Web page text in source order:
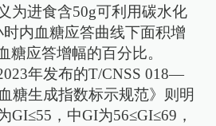
为进食含50g可利用碳水化
内血糖应答曲线下面积增
糖应答增幅的百分比。
年发布的T/CNSS 018—
糖生成指数标示规范》则明
GI≤55，中GI为56≤GI≤69，